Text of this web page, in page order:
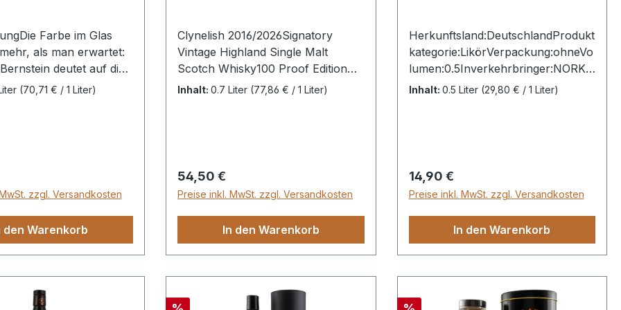
Farbe im Glas
als man erwartet:
deutet auf die
Reifung in
Intensität und
fruchtigen Süße, das
Malt so ansprechend
die Vorfreude auf einen
Moment des Genusses
und präzise
Distillery und
(70,71 € / 1 Liter)
zzgl. Versandkosten
den Warenkorb
Clynelish 2016/2026Signatory
Vintage Highland Single Malt
Scotch Whisky100 Proof Edition
#77 10 JahreDest.: 2016Abgef.:
gefärbtNicht kühlfiltriert
Inhalt: 0.7 Liter (77,86 € / 1 Liter)
Regulärer Preis:
54,50 €
Preise inkl. MwSt. zzgl. Versandkosten
In den Warenkorb
Herkunftsland:DeutschlandProdukt
kategorie:LikörVerpackung:ohneVo
lumen:0.5Inverkehrbringer:NORK
GmbH & Co. KG, Mathildenstr. 17,
Kühlgefiltert:NeinAllergene:Sojabo
hnenBio-Siegel:Nein
Inhalt: 0.5 Liter (29,80 € / 1 Liter)
Regulärer Preis:
14,90 €
Preise inkl. MwSt. zzgl. Versandkosten
In den Warenkorb